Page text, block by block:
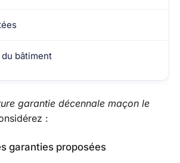
bâtiment
garantie décennale maçon le
:
garanties proposées